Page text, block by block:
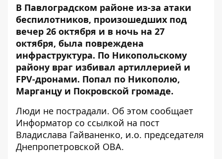
В Павлоградском районе из-за атаки
беспилотников, произошедших под
вечер 26 октября и в ночь на 27
октября, была повреждена
инфраструктура. По Никопольскому
району враг избивал артиллерией и
FPV-дронами. Попал по Никополю,
Марганцу и Покровской громаде.
Люди не пострадали. Об этом сообщает
Информатор со ссылкой на пост
Владислава Гайваненко, и.о. председателя
Днепропетровской ОВА.